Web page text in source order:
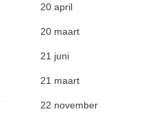
20 april
20 maart
21 juni
21 maart
22 november